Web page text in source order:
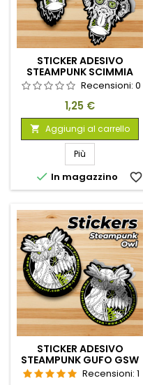
STICKER ADESIVO
STEAMPUNK SCIMMIA
GSWRecensioni: 0
Prezzo
1,25 €
 Aggiungi al carrello
Più
 In magazzino favorite_border
STICKER ADESIVO
STEAMPUNK GUFO GSW
Recensioni: 1